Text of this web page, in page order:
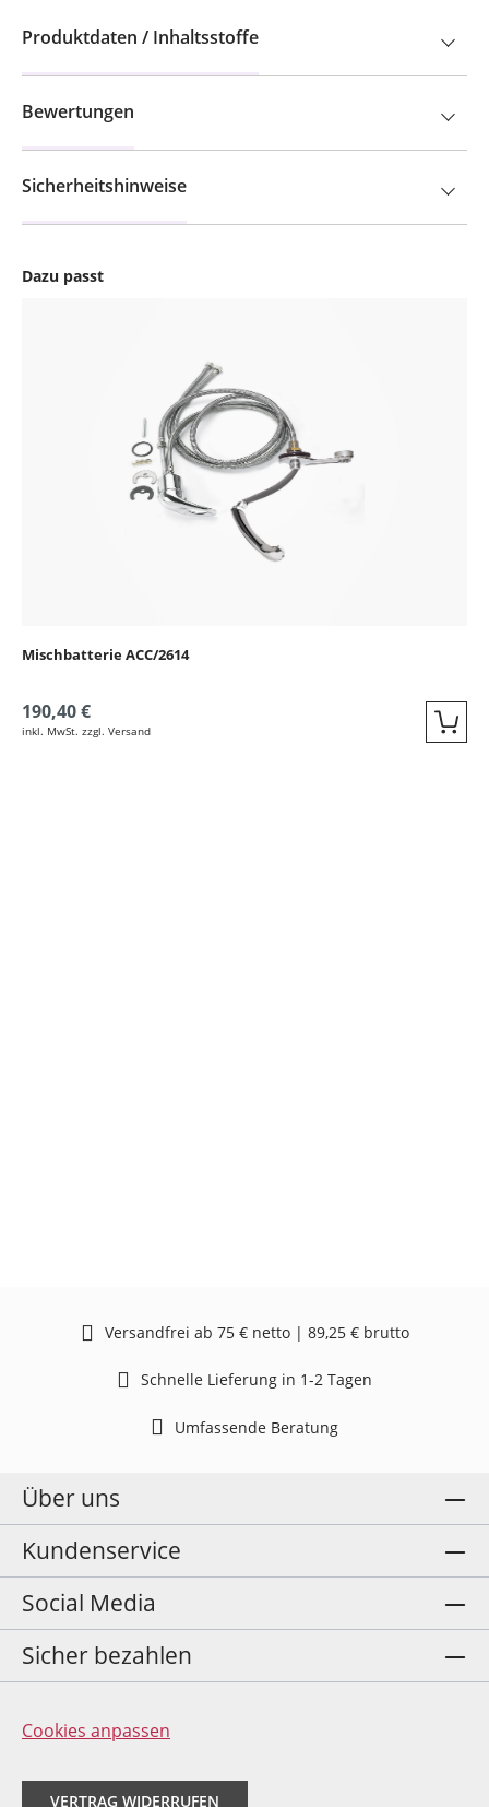
Dazu passt
Mischbatterie ACC/2614
190,40 €
inkl. MwSt. zzgl. Versand
Produktdaten / Inhaltsstoffe
Bewertungen
Sicherheitshinweise
Versandfrei ab 75 € netto | 89,25 € brutto
Schnelle Lieferung in 1-2 Tagen
Umfassende Beratung
Über uns
Kundenservice
Social Media
Sicher bezahlen
Cookies anpassen
VERTRAG WIDERRUFEN